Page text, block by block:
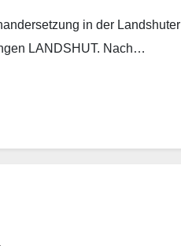
in der Landshuter
LANDSHUT. Nach…